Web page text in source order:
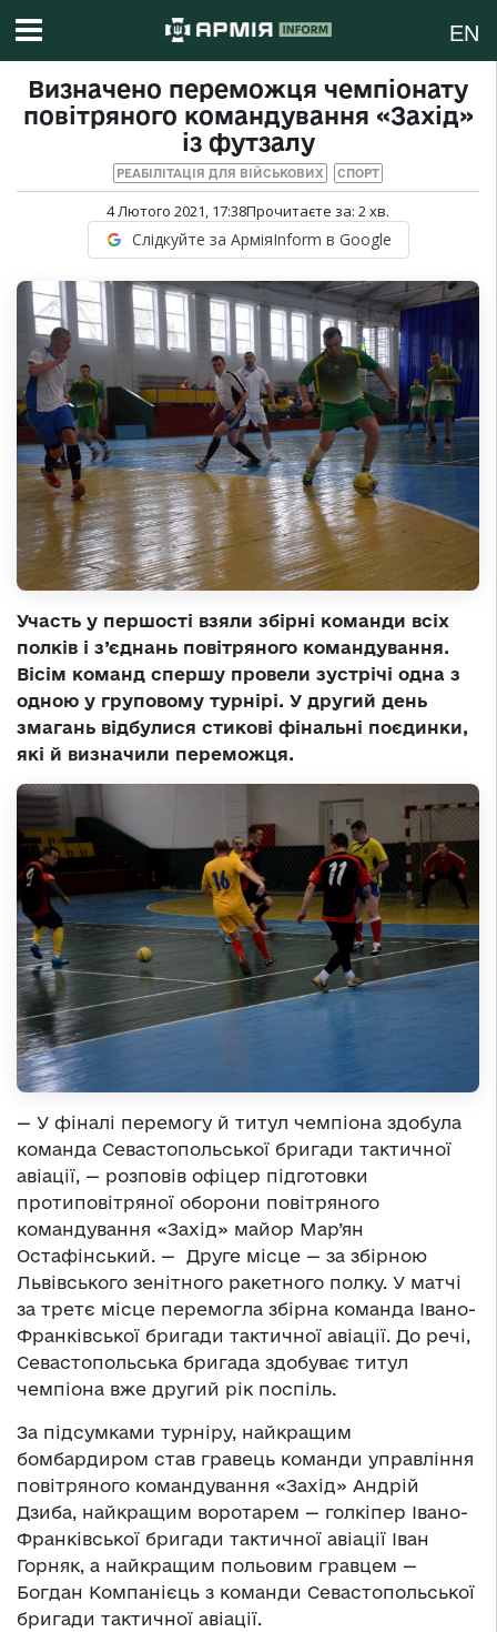
EN
Визначено переможця чемпіонату
повітряного командування «Захід»
із футзалу
РЕАБІЛІТАЦІЯ ДЛЯ ВІЙСЬКОВИХ СПОРТ
4 Лютого 2021, 17:38Прочитаєте за: 2хв.
Слідкуйте за АрміяInform в Google
Участь у першості взяли збірні команди всіх
полків і з’єднань повітряного командування.
Вісім команд спершу провели зустрічі одна з
одною у груповому турнірі. У другий день
змагань відбулися стикові фінальні поєдинки,
які й визначили переможця.
— У фіналі перемогу й титул чемпіона здобула
команда Севастопольської бригади тактичної
авіації, — розповів офіцер підготовки
протиповітряної оборони повітряного
командування «Захід» майор Мар’ян
Остафінський. — Друге місце — за збірною
Львівського зенітного ракетного полку. У матчі
за третє місце перемогла збірна команда Івано-
Франківської бригади тактичної авіації. До речі,
Севастопольська бригада здобуває титул
чемпіона вже другий рік поспіль.
За підсумками турніру, найкращим
бомбардиром став гравець команди управління
повітряного командування «Захід» Андрій
Дзиба, найкращим воротарем — голкіпер Івано-
Франківської бригади тактичної авіації Іван
Горняк, а найкращим польовим гравцем —
Богдан Компанієць з команди Севастопольської
бригади тактичної авіації.